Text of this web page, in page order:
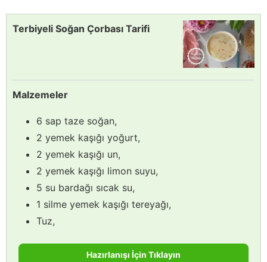
Terbiyeli Soğan Çorbası Tarifi
Malzemeler
6 sap taze soğan,
2 yemek kaşığı yoğurt,
2 yemek kaşığı un,
2 yemek kaşığı limon suyu,
5 su bardağı sıcak su,
1 silme yemek kaşığı tereyağı,
Tuz,
Hazırlanışı İçin Tıklayın